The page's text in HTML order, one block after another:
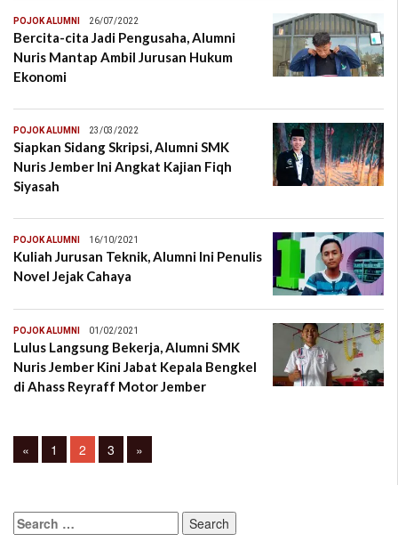
POJOK ALUMNI 26/07/2022
Bercita-cita Jadi Pengusaha, Alumni
Nuris Mantap Ambil Jurusan Hukum
Ekonomi
POJOK ALUMNI 23/03/2022
Siapkan Sidang Skripsi, Alumni SMK
Nuris Jember Ini Angkat Kajian Fiqh
Siyasah
POJOK ALUMNI 16/10/2021
Kuliah Jurusan Teknik, Alumni Ini Penulis
Novel Jejak Cahaya
POJOK ALUMNI 01/02/2021
Lulus Langsung Bekerja, Alumni SMK
Nuris Jember Kini Jabat Kepala Bengkel
di Ahass Reyraff Motor Jember
Posts
« Page
1 Page
2 Page
3 »
Search
for: